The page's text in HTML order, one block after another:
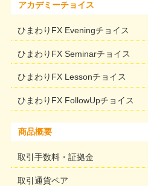
アカデミーチョイス
ひまわりFX Eveningチョイス
ひまわりFX Seminarチョイス
ひまわりFX Lessonチョイス
ひまわりFX FollowUpチョイス
商品概要
取引手数料・証拠金
取引通貨ペア